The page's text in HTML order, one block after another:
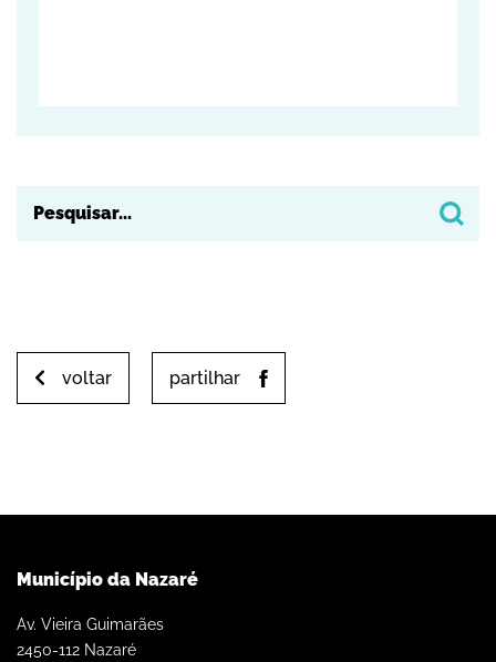
voltar partilhar
Município da Nazaré
Av. Vieira Guimarães
2450-112 Nazaré